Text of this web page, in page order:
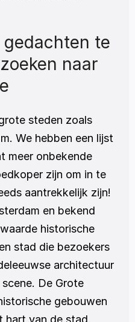
gedachten te
naar
steden zoals
We hebben een lijst
meer onbekende
zijn om in te
aantrekkelijk zijn!
en bekend
historische
stad die bezoekers
architectuur
De Grote
gebouwen
hart van de stad.